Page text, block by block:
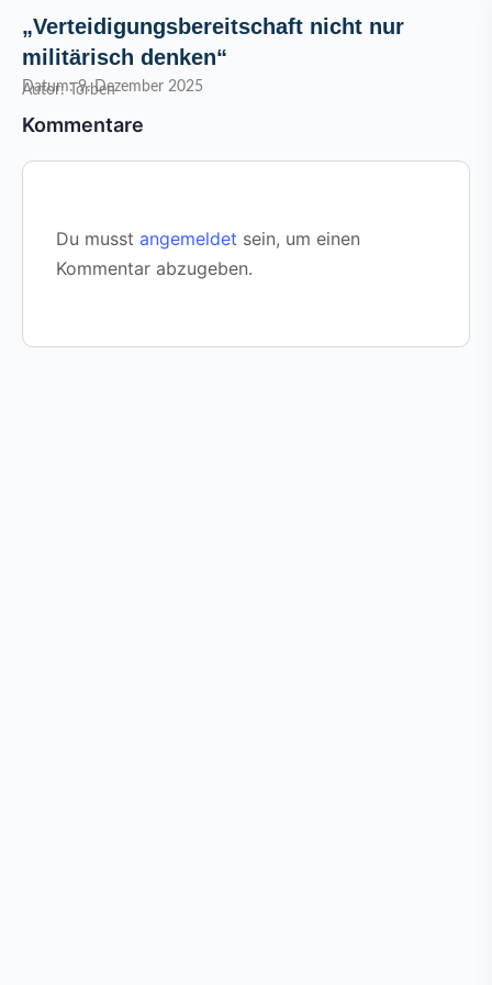
„Verteidigungsbereitschaft nicht nur
militärisch denken“
Datum: 9. Dezember 2025
Autor: Torben
Kommentare
Du musst angemeldet sein, um einen
Kommentar abzugeben.